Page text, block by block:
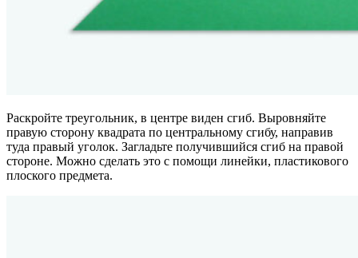
Раскройте треугольник, в центре виден сгиб. Выровняйте
правую сторону квадрата по центральному сгибу, направив
туда правый уголок. Загладьте получившийся сгиб на правой
стороне. Можно сделать это с помощи линейки, пластикового
плоского предмета.